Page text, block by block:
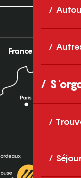
France Europe